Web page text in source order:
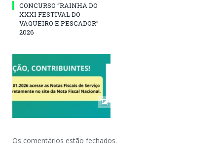
CONCURSO “RAINHA DO
XXXI FESTIVAL DO
VAQUEIRO E PESCADOR”
2026
Os comentários estão fechados.